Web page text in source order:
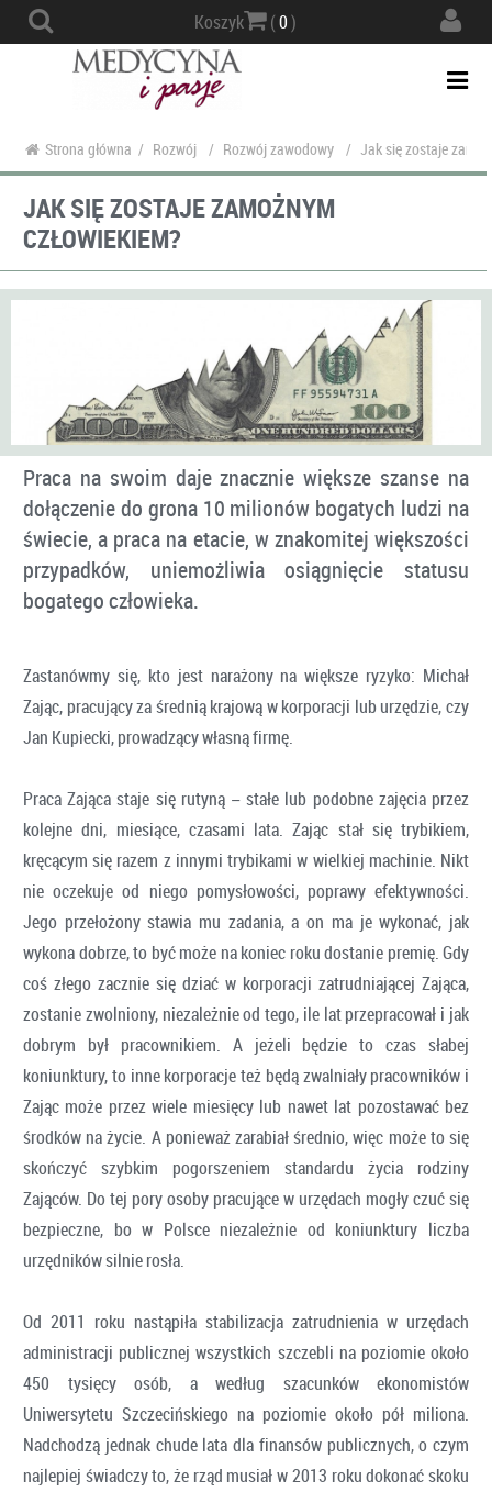
Koszyk (0)
Strona główna / Rozwój / Rozwój zawodowy / Jak się zostaje
JAK SIĘ ZOSTAJE ZAMOŻNYM
CZŁOWIEKIEM?
Praca na swoim daje znacznie większe szanse na
dołączenie do grona 10 milionów bogatych ludzi na
świecie, a praca na etacie, w znakomitej większości
przypadków, uniemożliwia osiągnięcie statusu
bogatego człowieka.
Zastanówmy się, kto jest narażony na większe ryzyko: Michał
Zając, pracujący za średnią krajową w korporacji lub urzędzie, czy
Jan Kupiecki, prowadzący własną firmę.
Praca Zająca staje się rutyną − stałe lub podobne zajęcia przez
kolejne dni, miesiące, czasami lata. Zając stał się trybikiem,
kręcącym się razem z innymi trybikami w wielkiej machinie. Nikt
nie oczekuje od niego pomysłowości, poprawy efektywności.
Jego przełożony stawia mu zadania, a on ma je wykonać, jak
wykona dobrze, to być może na koniec roku dostanie premię. Gdy
coś złego zacznie się dziać w korporacji zatrudniającej Zająca,
zostanie zwolniony, niezależnie od tego, ile lat przepracował i jak
dobrym był pracownikiem. A jeżeli będzie to czas słabej
koniunktury, to inne korporacje też będą zwalniały pracowników i
Zając może przez wiele miesięcy lub nawet lat pozostawać bez
środków na życie. A ponieważ zarabiał średnio, więc może to się
skończyć szybkim pogorszeniem standardu życia rodziny
Zająców. Do tej pory osoby pracujące w urzędach mogły czuć się
bezpieczne, bo w Polsce niezależnie od koniunktury liczba
urzędników silnie rosła.
Od 2011 roku nastąpiła stabilizacja zatrudnienia w urzędach
administracji publicznej wszystkich szczebli na poziomie około
450 tysięcy osób, a według szacunków ekonomistów
Uniwersytetu Szczecińskiego na poziomie około pół miliona.
Nadchodzą jednak chude lata dla finansów publicznych, o czym
najlepiej świadczy to, że rząd musiał w 2013 roku dokonać skoku